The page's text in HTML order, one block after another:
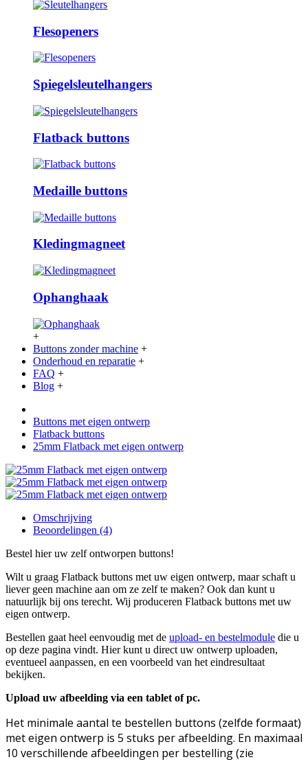
Flesopeners
Spiegelsleutelhangers
Flatback buttons
Medaille buttons
Kledingmagneet
Ophanghaak
+
Buttons zonder machine +
Onderhoud en reparatie +
FAQ +
Blog +
Buttons met eigen ontwerp
Flatback buttons
25mm Flatback met eigen ontwerp
Omschrijving
Beoordelingen (4)
Bestel hier uw zelf ontworpen buttons!
Wilt u graag Flatback buttons met uw eigen ontwerp, maar schaft u
liever geen machine aan om ze zelf te maken? Ook dan kunt u
natuurlijk bij ons terecht. Wij produceren Flatback buttons met uw
eigen ontwerp.
Bestellen gaat heel eenvoudig met de upload- en bestelmodule die u
op deze pagina vindt. Hier kunt u direct uw ontwerp uploaden,
eventueel aanpassen, en een voorbeeld van het eindresultaat
bekijken.
Upload uw afbeelding via een tablet of pc.
Het minimale aantal te bestellen buttons (zelfde formaat)
met eigen ontwerp is 5 stuks per afbeelding. En maximaal
10 verschillende afbeeldingen per bestelling (zie